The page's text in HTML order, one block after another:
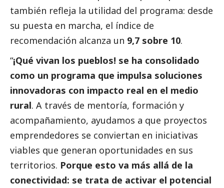
también refleja la utilidad del programa: desde
su puesta en marcha, el índice de
recomendación alcanza un 9,7 sobre 10.
“¡Qué vivan los pueblos! se ha consolidado
como un programa que impulsa soluciones
innovadoras con impacto real en el medio
rural. A través de mentoría, formación y
acompañamiento, ayudamos a que proyectos
emprendedores se conviertan en iniciativas
viables que generan oportunidades en sus
territorios. Porque esto va más allá de la
conectividad: se trata de activar el potencial